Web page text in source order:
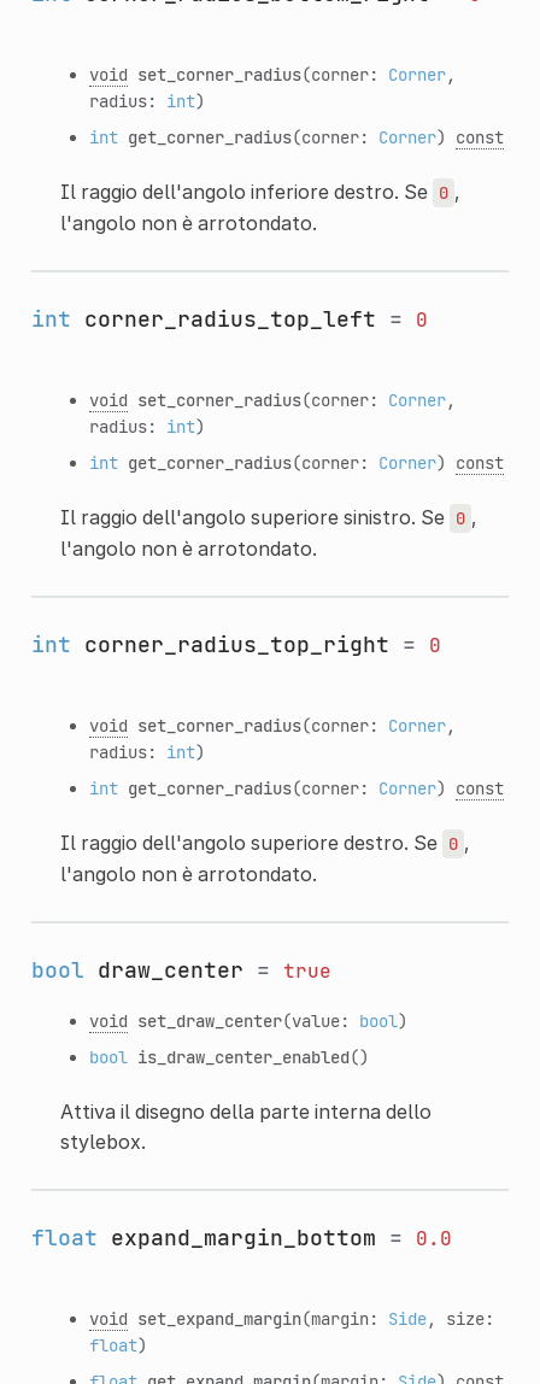
void set_corner_radius(corner: Corner,
radius: int)
int get_corner_radius(corner: Corner) const
Il raggio dell'angolo inferiore destro. Se 0 ,
l'angolo non è arrotondato.
int corner_radius_top_left = 0
void set_corner_radius(corner: Corner,
radius: int)
int get_corner_radius(corner: Corner) const
Il raggio dell'angolo superiore sinistro. Se 0 ,
l'angolo non è arrotondato.
int corner_radius_top_right = 0
void set_corner_radius(corner: Corner,
radius: int)
int get_corner_radius(corner: Corner) const
Il raggio dell'angolo superiore destro. Se 0 ,
l'angolo non è arrotondato.
bool draw_center = true
void set_draw_center(value: bool)
bool is_draw_center_enabled()
Attiva il disegno della parte interna dello
stylebox.
float expand_margin_bottom = 0.0
void set_expand_margin(margin: Side, size:
float)